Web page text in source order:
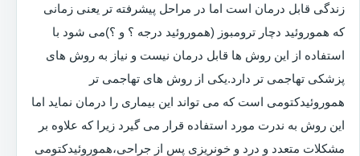
زندگی قابل درمان است اما در مراحل پیشرفته تر یعنی زمانی
که هموروئید دچار ترومبوز (هموروئید درجه ؟ و ؟)می شود با
استفاده از این روش ها قابل درمان نیست و نیاز به روش های
پزشکی تهاجمی تر دارد.یکی از روش های تهاجمی تر
هموروئیدکتومی است که می تواند این بیماری را درمان نماید اما
این روش به ندرت مورد استفاده قرار می گیرد زیرا که علاوه بر
مشکلات متعدد و درد و خونریزی پس از جراحی،هموروئیدکتومی